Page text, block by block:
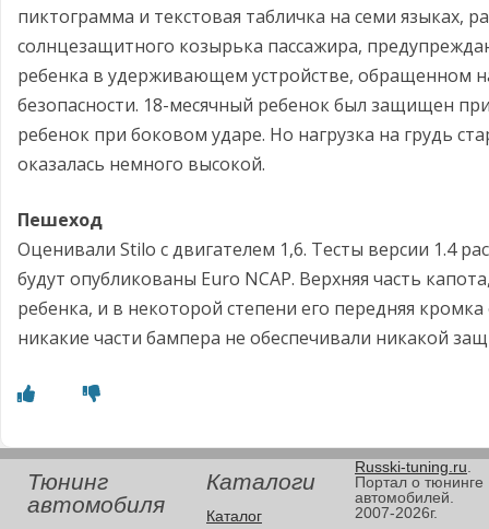
пиктограмма и текстовая табличка на семи языках,
солнцезащитного козырька пассажира,
ребенка в удерживающем устройстве, обращенном
безопасности. 18-месячный ребенок был защищен
ребенок при боковом ударе. Но нагрузка на грудь
оказалась немного высокой.
Пешеход
Оценивали Stilo с двигателем 1,6. Тесты версии 1.4
будут опубликованы Euro NCAP. Верхняя часть
ребенка, и в некоторой степени его передняя
никакие части бампера не обеспечивали никакой
Тюнинг
автомобиля
Каталоги
Каталог
Russki-tuning.ru
Портал о тюнинге
автомобилей.
2007-2026г.